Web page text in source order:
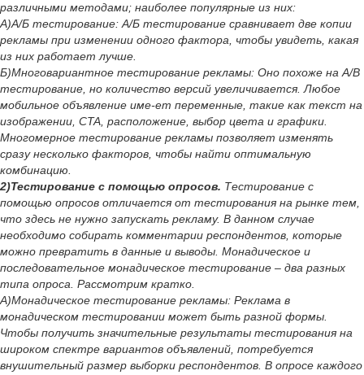
различными методами; наиболее популярные из них:
А)А/Б тестирование: А/Б тестирование сравнивает две копии
рекламы при изменении одного фактора, чтобы увидеть, какая
из них работает лучше.
Б)Многовариантное тестирование рекламы: Оно похоже на A/B
тестирование, но количество версий увеличивается. Любое
мобильное объявление име-ет переменные, такие как текст на
изображении, CTA, расположение, выбор цвета и графики.
Многомерное тестирование рекламы позволяет изменять
сразу несколько факторов, чтобы найти оптимальную
комбинацию.
2)Тестирование с помощью опросов. Тестирование с
помощью опросов отличается от тестирования на рынке тем,
что здесь не нужно запускать рекламу. В данном случае
необходимо собирать комментарии респондентов, которые
можно превратить в данные и выводы. Монадическое и
последовательное монадическое тестирование – два разных
типа опроса. Рассмотрим кратко.
А)Монадическое тестирование рекламы: Реклама в
монадическом тестировании может быть разной формы.
Чтобы получить значительные результаты тестирования на
широком спектре вариантов объявлений, потребуется
внушительный размер выборки респондентов. В опросе каждого